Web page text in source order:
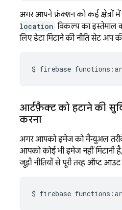
अगर आपने फ़ंक्शन को कई क्षेत्रों में
location विकल्प का
लिए डेटा मिटाने की नीति सेट अप
$ firebase
आर्टफ़ैक्ट को हटाने की
करना
अगर आपको इमेज को मैन्युअल
आपको कोई भी इमेज नहीं मिटानी
जुड़ी नीतियों से पूरी तरह ऑप्ट
$ firebase